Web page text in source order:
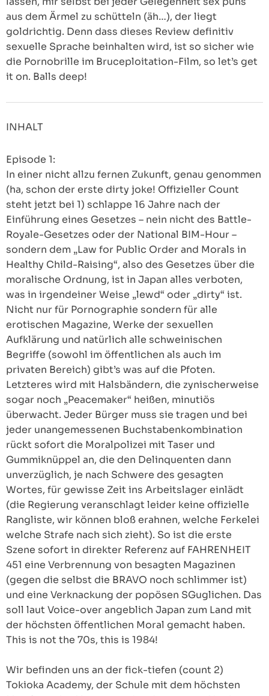
aus dem Ärmel zu schütteln (äh…), der liegt
goldrichtig. Denn dass dieses Review definitiv
sexuelle Sprache beinhalten wird, ist so sicher wie
die Pornobrille im Bruceploitation-Film, so let’s get
it on. Balls deep!
INHALT
Episode 1:
In einer nicht allzu fernen Zukunft, genau genommen
(ha, schon der erste dirty joke! Offizieller Count
steht jetzt bei 1) schlappe 16 Jahre nach der
Einführung eines Gesetzes – nein nicht des Battle-
Royale-Gesetzes oder der National BIM-Hour –
sondern dem „Law for Public Order and Morals in
Healthy Child-Raising“, also des Gesetzes über die
moralische Ordnung, ist in Japan alles verboten,
was in irgendeiner Weise „lewd“ oder „dirty“ ist.
Nicht nur für Pornographie sondern für alle
erotischen Magazine, Werke der sexuellen
Aufklärung und natürlich alle schweinischen
Begriffe (sowohl im öffentlichen als auch im
privaten Bereich) gibt’s was auf die Pfoten.
Letzteres wird mit Halsbändern, die zynischerweise
sogar noch „Peacemaker“ heißen, minutiös
überwacht. Jeder Bürger muss sie tragen und bei
jeder unangemessenen Buchstabenkombination
rückt sofort die Moralpolizei mit Taser und
Gummiknüppel an, die den Delinquenten dann
unverzüglich, je nach Schwere des gesagten
Wortes, für gewisse Zeit ins Arbeitslager einlädt
(die Regierung veranschlagt leider keine offizielle
Rangliste, wir können bloß erahnen, welche Ferkelei
welche Strafe nach sich zieht). So ist die erste
Szene sofort in direkter Referenz auf FAHRENHEIT
451 eine Verbrennung von besagten Magazinen
(gegen die selbst die BRAVO noch schlimmer ist)
und eine Verknackung der popösen SGuglichen. Das
soll laut Voice-over angeblich Japan zum Land mit
der höchsten öffentlichen Moral gemacht haben.
This is not the 70s, this is 1984!
Wir befinden uns an der fick-tiefen (count 2)
Tokioka Academy, der Schule mit dem höchsten